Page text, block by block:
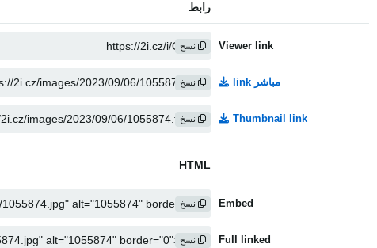
رابط
Viewer link نسخ
مباشر link نسخ
Thumbnail link نسخ
HTML
Embed نسخ
Full linked نسخ